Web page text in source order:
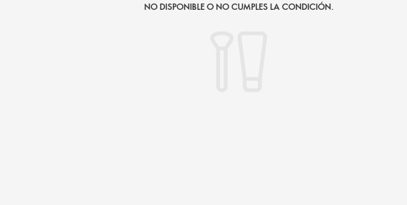
NO DISPONIBLE O NO CUMPLES LA CONDICIÓN.